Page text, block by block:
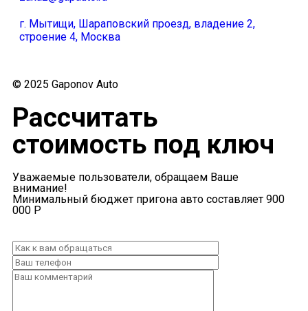
г. Мытищи, Шараповский проезд, владение 2,
строение 4, Москва
© 2025 Gaponov Auto
Рассчитать
стоимость под ключ
Уважаемые пользователи, обращаем Ваше
внимание!
Минимальный бюджет пригона авто составляет 900
000 Р